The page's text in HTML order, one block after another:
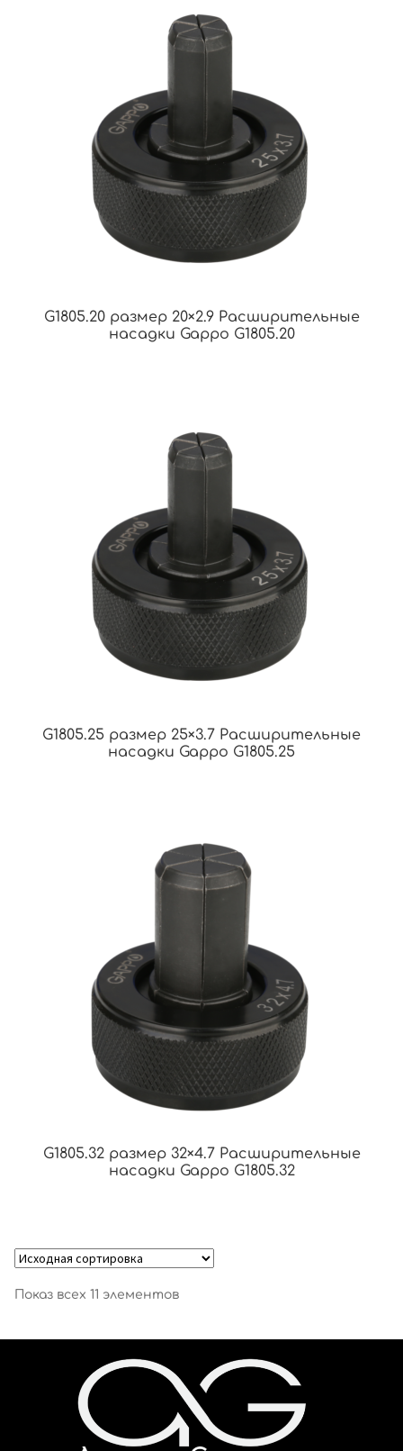
G1805.20 размер 20×2.9 Расширительные
насадки Gappo G1805.20
G1805.25 размер 25×3.7 Расширительные
насадки Gappo G1805.25
G1805.32 размер 32×4.7 Расширительные
насадки Gappo G1805.32
Показ всех 11 элементов